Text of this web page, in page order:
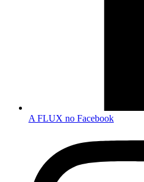
A FLUX no Facebook